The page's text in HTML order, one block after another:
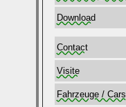
Download
Contact
Visite
Fahrzeuge / Cars